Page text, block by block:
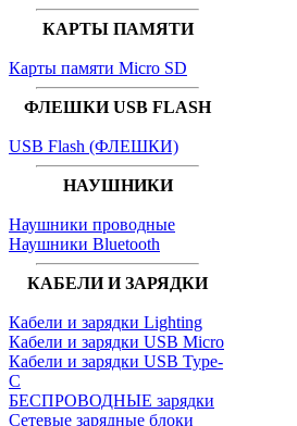
КАРТЫ ПАМЯТИ
Карты памяти Micro SD
ФЛЕШКИ USB FLASH
USB Flash (ФЛЕШКИ)
НАУШНИКИ
Наушники проводные
Наушники Bluetooth
КАБЕЛИ И ЗАРЯДКИ
Кабели и зарядки Lighting
Кабели и зарядки USB Micro
Кабели и зарядки USB Type-
C
БЕСПРОВОДНЫЕ зарядки
Сетевые зарядные блоки